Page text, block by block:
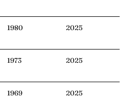
1980 2025
1973 2025
1969 2025